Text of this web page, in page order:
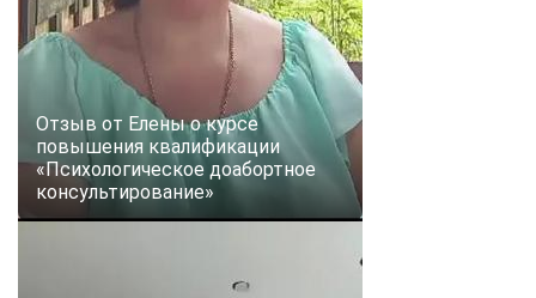
Отзыв от Елены о курсе
повышения квалификации
«Психологическое доабортное
консультирование»